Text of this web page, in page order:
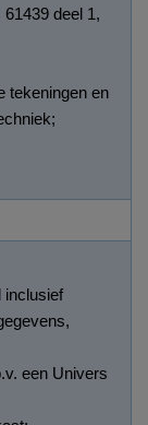
deel 1,
tekeningen en
inclusief
een Univers